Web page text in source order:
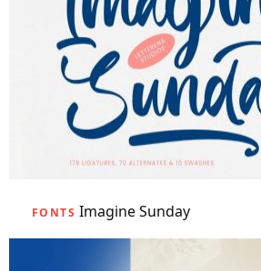
FONTS Imagine Sunday